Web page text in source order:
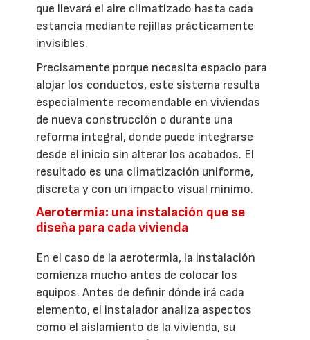
que llevará el aire climatizado hasta cada
estancia mediante rejillas prácticamente
invisibles.
Precisamente porque necesita espacio para
alojar los conductos, este sistema resulta
especialmente recomendable en viviendas
de nueva construcción o durante una
reforma integral, donde puede integrarse
desde el inicio sin alterar los acabados. El
resultado es una climatización uniforme,
discreta y con un impacto visual mínimo.
Aerotermia: una instalación que se
diseña para cada vivienda
En el caso de la aerotermia, la instalación
comienza mucho antes de colocar los
equipos. Antes de definir dónde irá cada
elemento, el instalador analiza aspectos
como el aislamiento de la vivienda, su